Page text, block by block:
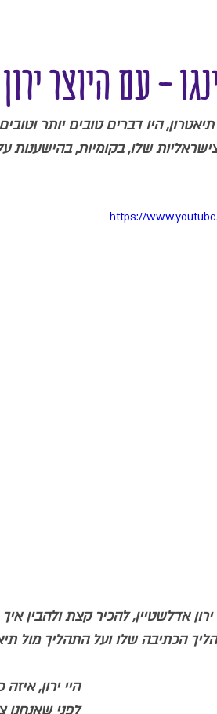
- עם היוצר
היו דברים טובים יותר
שלו, בקומיות, בהישענות
https://
אדלשטיין, להכיר קצת ולהבין
הכתיבה שלו ועל התהליך מול
היי ירון,